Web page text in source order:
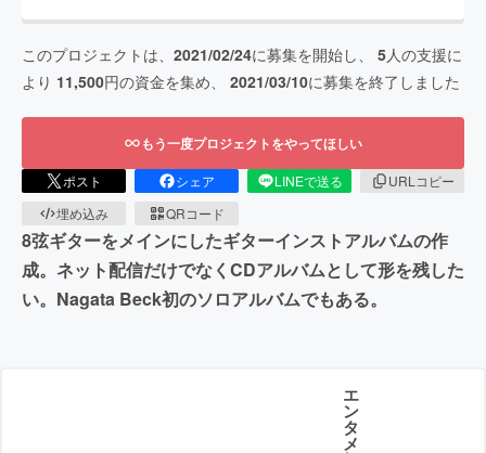
このプロジェクトは、 2021/02/24に募集を開始し、 5人の支援に
より 11,500円の資金を集め、 2021/03/10に募集を終了しました
もう一度プロジェクトをやってほしい
ポスト シェア LINEで送る
URLコピー
埋め込み
QRコード
8弦ギターをメインにしたギターインストアルバムの作
成。ネット配信だけでなくCDアルバムとして形を残した
い。Nagata Beck初のソロアルバムでもある。
エ
ン
タ
メ